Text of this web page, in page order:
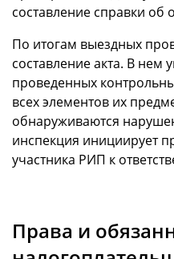
составление справки об
По итогам выездных
составление акта. В нем
проведенных
всех элементов их
обнаруживаются
инспекция инициирует
участника РИП к
Права и